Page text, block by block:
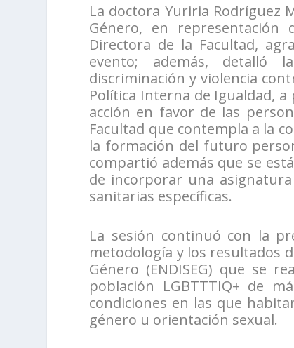
La doctora Yuriria Rodríguez
Género, en representación
Directora de la Facultad,
evento; además, detalló
discriminación y violencia
Política Interna de Igualdad,
acción en favor de las
Facultad que contempla a la
la formación del futuro
compartió además que se
de incorporar una asignatura
sanitarias específicas.
La sesión continuó con la
metodología y los resultados
Género (ENDISEG) que se
población LGBTTTIQ+ de
condiciones en las que
género u orientación sexual.